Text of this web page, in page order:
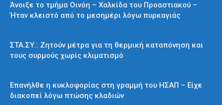
Άνοιξε το τμήμα Οινόη – Χαλκίδα του Προαστιακού –
Ήταν κλειστό από το μεσημέρι λόγω πυρκαγιάς
ΣΤΑ.ΣΥ.: Ζητούν μέτρα για τη θερμική καταπόνηση και
τους συρμούς χωρίς κλιματισμό
Επανήλθε η κυκλοφορίας στη γραμμή του ΗΣΑΠ – Είχε
διακοπεί λόγω πτώσης κλαδιών